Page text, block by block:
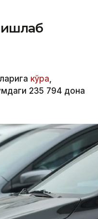
ишлаб
кўра
235 794 дона